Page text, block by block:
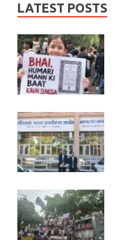
LATEST POSTS